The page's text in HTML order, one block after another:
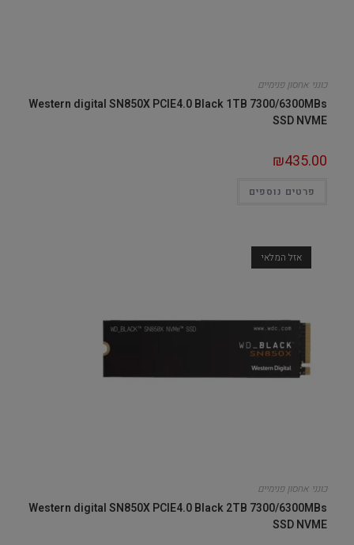
כונני אחסון פנימיים
Western digital SN850X PCIE4.0 Black 1TB 7300/6300MBs
SSD NVME
₪435.00
פרטים נוספים
אזל המלאי
כונני אחסון פנימיים
Western digital SN850X PCIE4.0 Black 2TB 7300/6300MBs
SSD NVME